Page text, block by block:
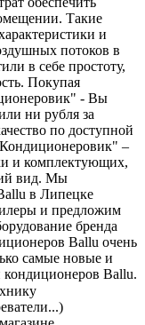
Такие
и
потоков в
в себе простоту,
Покупая
- Вы
ни рубля за
по доступной
–
и комплектующих,
вид. Мы
в Липецке
и предложим
бренда
Ballu очень
самые новые и
кондиционеров Ballu.